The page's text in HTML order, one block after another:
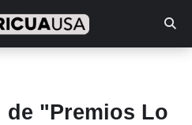
de "Premios Lo